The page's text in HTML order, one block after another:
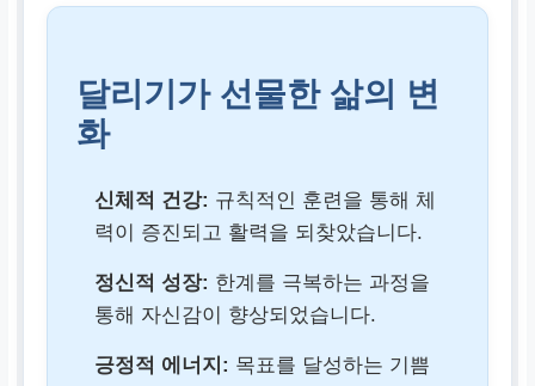
달리기가 선물한 삶의 변
화
신체적 건강: 규칙적인 훈련을 통해 체
력이 증진되고 활력을 되찾았습니다.
정신적 성장: 한계를 극복하는 과정을
통해 자신감이 향상되었습니다.
긍정적 에너지: 목표를 달성하는 기쁨